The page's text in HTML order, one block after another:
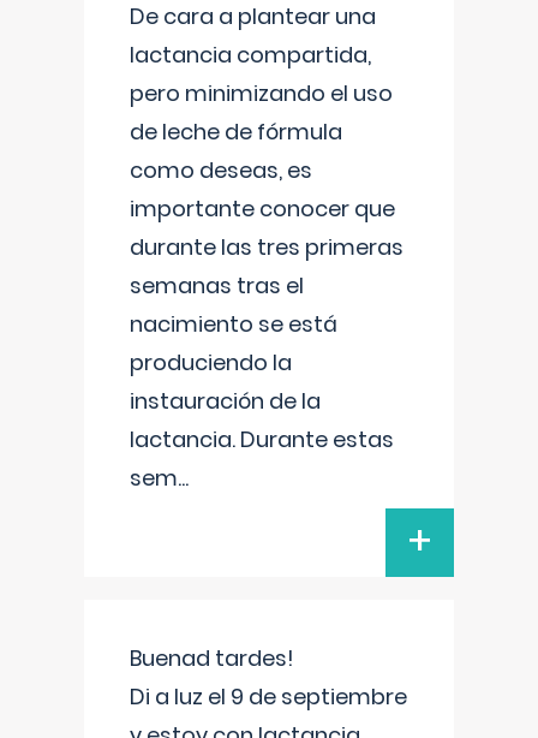
De cara a plantear una
lactancia compartida,
pero minimizando el uso
de leche de fórmula
como deseas, es
importante conocer que
durante las tres primeras
semanas tras el
nacimiento se está
produciendo la
instauración de la
lactancia. Durante estas
sem...
+
Buenad tardes!
Di a luz el 9 de septiembre